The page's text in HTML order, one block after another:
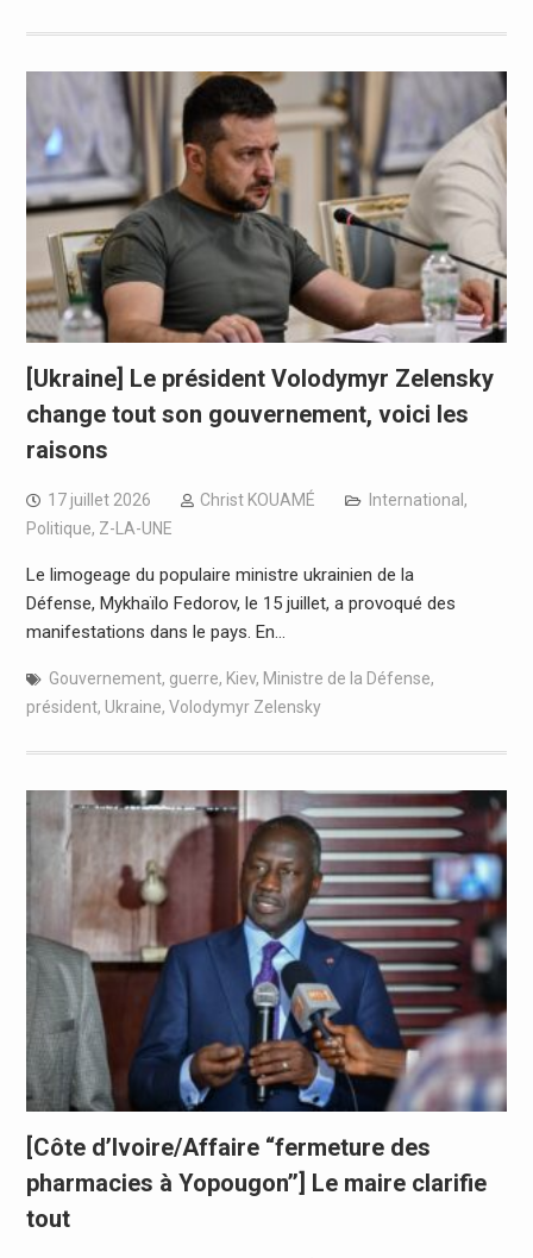
[Ukraine] Le président Volodymyr Zelensky
change tout son gouvernement, voici les
raisons
17 juillet 2026 Christ KOUAMÉ International ,
Politique, Z-LA-UNE
Le limogeage du populaire ministre ukrainien de la
Défense, Mykhaïlo Fedorov, le 15 juillet, a provoqué des
manifestations dans le pays. En…
Gouvernement, guerre, Kiev, Ministre de la Défense,
président, Ukraine, Volodymyr Zelensky
[Côte d’Ivoire/Affaire “fermeture des
pharmacies à Yopougon’’] Le maire clarifie
tout